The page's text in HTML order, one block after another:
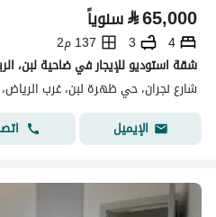
⃁65,000 سنوياً
4
3
137 م2
شقة استوديو للإيجار في ضاحية لبن،
شارع نجران، حي ظهرة لبن، غرب
الإيميل